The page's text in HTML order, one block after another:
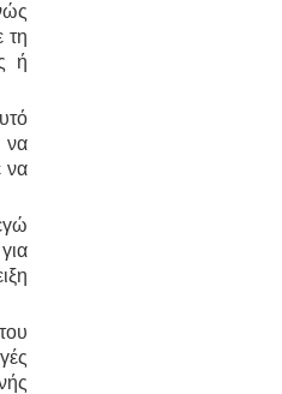
τη
ή
να
να